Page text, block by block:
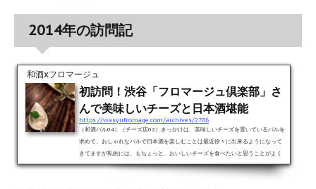
2014年の訪問記
和酒xフロマージュ
初訪問！渋谷「フロマージュ倶楽部」さ
んで美味しいチーズと日本酒堪能
https://wasyufromage.com/archives/2786
（和酒バル04）（チーズ店02）きっかけは、美味しいチーズを置いているバルを
求めて。おしゃれなバルで日本酒を楽しむことは最近徐々に出来るようになって
きてますが私的には、もちょっと、おいしいチーズを食べたいと思うことがよく
あります。 なので最近、いわゆる「チーズ盛り合わせ」は怖くて頼めません。が
っかりしちゃうことが多いので。。。 そんな中、チーズも美味しく、一緒に日本